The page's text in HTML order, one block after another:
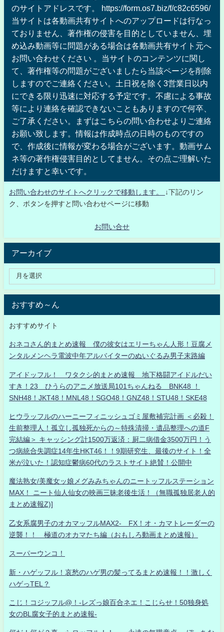
のサイトアドレスです。 https://form.os7.biz/f/c82c6596/
当サイトは各動画共有サイトへのアップロードは行なっ
ておりません、著作権の侵害を目的としていません、埋
め込み動画等に問題がある場合は各動画共有サイト元へ
お問い合わせください 。当サイトのコンテンツに関し
て、著作権等の問題がございましたら当該ページを削除
しますのでご連絡ください。土日祝を除く3営業日以内
にできる限り迅速に対応する予定です。不慮による事故
等により連絡を確認できないこともありますので何卒、
ご了承ください。まずはこちらの問い合わせよりご連絡
お願い致します。情報は作成時点の日時のものですの
で、作成後に情報が変わる場合がございます。動画サム
ネ等の著作権侵害目的としてません。その点ご理解いた
だけますと幸いです。
お問い合わせのサイトへクリックで移動します。
↓下記のリン
ク、ボタンを押すと問い合わせページに移動
お問い合せ
アーカイブ
おすすめ～ん
おすすめサイト
おネコさん的まとめ速報 僕の彼女はエリーちゃん人形！豆腐メ
ンタルメンヘラ電波中年アルバイターのぬいぐるみ男子末路編
アイドッフル！ ワタクシ的まとめ速報 地下格闘アイドルだい
すき！23 ひうらのアニメ放送局101ちゃんねる BNK48 ！
SNH48！JKT48！MNL48！SGO48！GNZ48！STU48！SKE48
ヒウラッフルのハーニーフィニッシュゴミ屋敷補完計画 ＜必殺！
生前整理人！孤立し孤独死からの～特殊清掃・遺品整理への道F
完結編＞ キャッシング計1500万返済：厨二病借金3500万円！う
つ病統合失調症14年生HKT46！！9期研究生、最後のサイト！全
米が泣いた！認知症鬱病60代のラストサイト絶賛！公開中
魔法熟女/美魔女ッ娘メグみみちゃんのニートッフルステーション
MAX！ ニート仙人仙女の映画三昧老後生活！（無職孤独居老人的
まとめ速報Z)]
乙女系腐男子のオカマッフルMAX2- FX！オ・カマトレーダーの
逆襲！！ 極道のオカマたち編（おもしろ動画まとめ速報）
スーパーウンコ！
新・ハゲッフル！哀愁のハゲ男の髪ってるまとめ速報！！激しく
ハゲっTEL？
こじ！コジッフル@！-レズっ娘百合ネエ！こじらせ！50独身処
女のBL腐女子的まとめ速報-